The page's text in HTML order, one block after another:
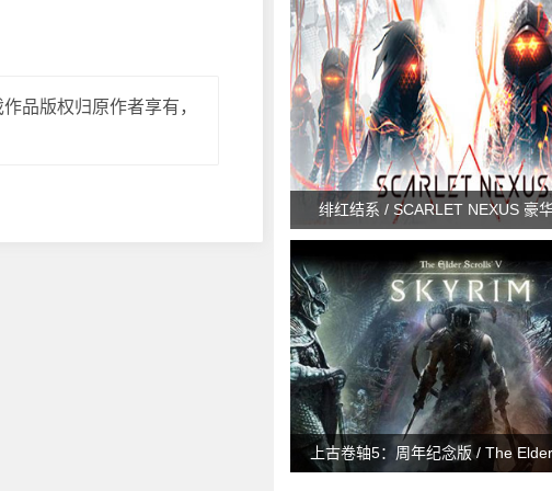
品版权归原作者享有，
绯红结系 / SCARLET NEXUS 豪
上古卷轴5：周年纪念版 / The
Skyrim Special Edition